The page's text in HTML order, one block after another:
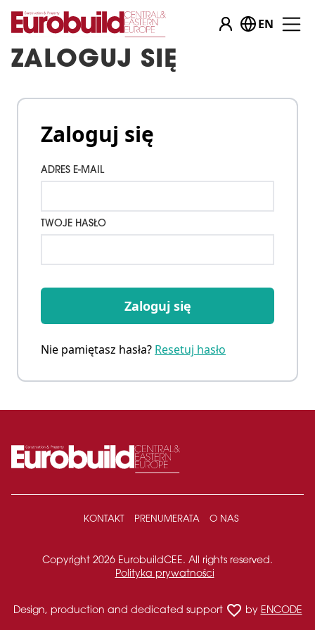
EN
ZALOGUJ SIĘ
Zaloguj się
ADRES E-MAIL
TWOJE HASŁO
Zaloguj się
Nie pamiętasz hasła? Resetuj hasło
KONTAKT PRENUMERATA O NAS
Copyright 2026 EurobuildCEE. All rights reserved.
Polityka prywatności
Design, production and dedicated support favorite_border by ENCODE